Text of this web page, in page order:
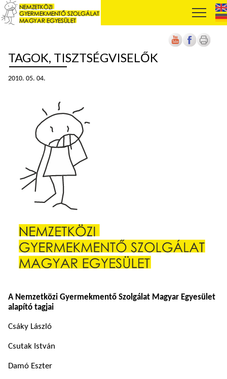
TAGOK, TISZTSÉGVISELŐK
2010. 05. 04.
A Nemzetközi Gyermekmentő Szolgálat Magyar Egyesület
alapító tagjai
Csáky László
Csutak István
Damó Eszter